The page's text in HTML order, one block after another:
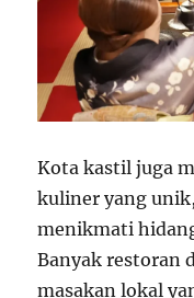
Kota kastil juga
kuliner yang
menikmati
Banyak restoran
masakan lokal